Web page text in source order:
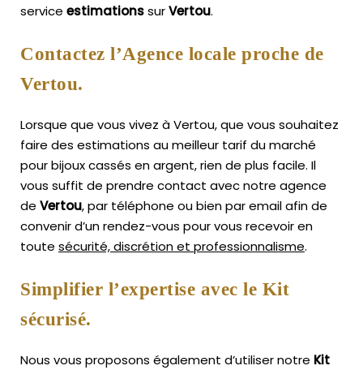
service estimationssurVertou.
Contactez l’Agence locale proche de
Vertou.
Lorsque que vous vivez à Vertou, que vous souhaitez
faire des estimations au meilleur tarif du marché
pour bijoux cassés en argent, rien de plus facile. Il
vous suffit de prendre contact avec notre agence
de Vertou, par téléphone ou bien par email afin de
convenir d’un rendez-vous pour vous recevoir en
toute sécurité, discrétion et professionnalisme.
Simplifier l’expertise avec le Kit
sécurisé.
Nous vous proposons également d’utiliser notre Kit